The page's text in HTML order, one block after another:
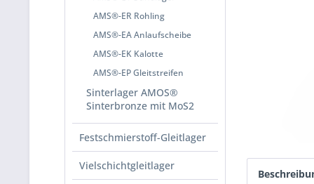
AMS®-ER Rohling
AMS®-EA Anlaufscheibe
AMS®-EK Kalotte
AMS®-EP Gleitstreifen
Sinterlager AMOS®
Sinterbronze mit MoS2
Festschmierstoff-Gleitlager
Vielschichtgleitlager